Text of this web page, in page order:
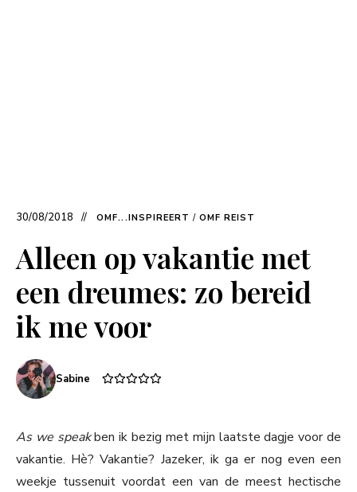
30/08/2018 OMF...INSPIREERT / OMF REIST
Alleen op vakantie met
een dreumes: zo bereid
ik me voor
Sabine
As we speakben ik bezig met mijn laatste dagje voor de
vakantie. Hè? Vakantie? Jazeker, ik ga er nog even een
weekje tussenuit voordat een van de meest hectische